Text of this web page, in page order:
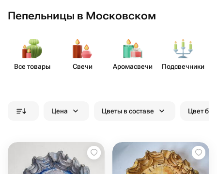
Пепельницы в Московском
Все товары Свечи Аром​асвечи Подсв​ечники
Цена Цветы в составе Цвет